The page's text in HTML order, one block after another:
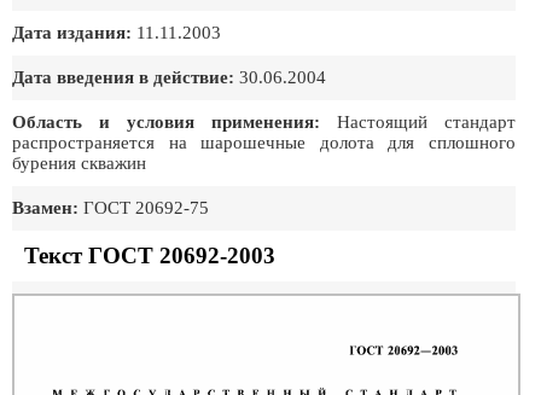
Дата издания: 11.11.2003
Дата введения в действие: 30.06.2004
Область и условия применения: Настоящий стандарт
распространяется на шарошечные долота для сплошного
бурения скважин
Взамен: ГОСТ 20692-75
Текст ГОСТ 20692-2003